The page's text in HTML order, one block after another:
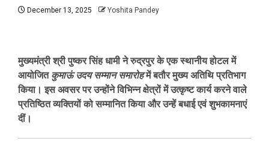
December 13, 2025 Yoshita Pandey
मुख्यमंत्री श्री पुष्कर सिंह धामी ने रुद्रपुर के एक स्थानीय होटल में
आयोजित कुमाऊं उदय सम्मान समारोहमें बतौर मुख्य अतिथि प्रतिभाग
किया। इस अवसर पर उन्होंने विभिन्न क्षेत्रों में उत्कृष्ट कार्य करने वाले
प्रतिष्ठित व्यक्तियों को सम्मानित किया और उन्हें बधाई एवं शुभकामनाएं
दीं।